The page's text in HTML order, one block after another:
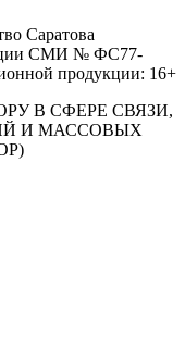
Саратова
СМИ № ФС77-
продукции: 16+
В СФЕРЕ СВЯЗИ,
И МАССОВЫХ